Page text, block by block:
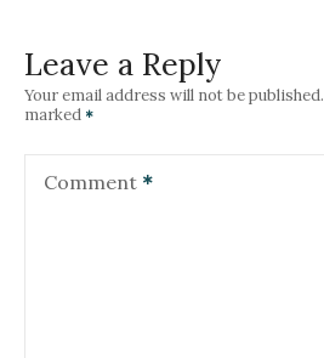
n
a
Leave a Reply
Your email address will not be published.
marked
Comment